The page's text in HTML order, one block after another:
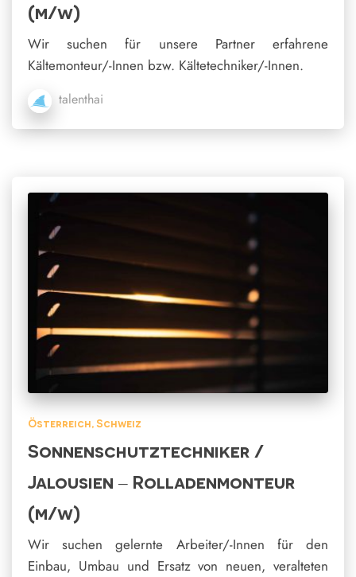
(m/w)
Wir suchen für unsere Partner erfahrene
Kältemonteur/-Innen bzw. Kältetechniker/-Innen.
talenthai
Österreich Schweiz
Sonnenschutztechniker /
Jalousien – Rolladenmonteur
(m/w)
Wir suchen gelernte Arbeiter/-Innen für den
Einbau, Umbau und Ersatz von neuen, veralteten